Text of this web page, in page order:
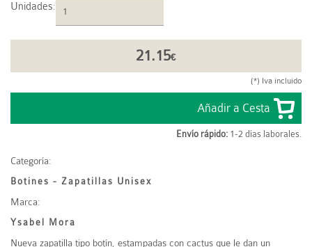
Unidades:
21.15€
(*) Iva incluido
Envío rápido: 1-2 días laborales.
Categoría:
Botines - Zapatillas Unisex
Marca:
Ysabel Mora
Nueva zapatilla tipo botín, estampadas con cactus que le dan un